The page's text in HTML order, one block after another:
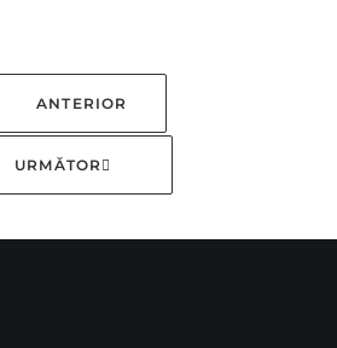
ANTERIOR
URMĂTOR